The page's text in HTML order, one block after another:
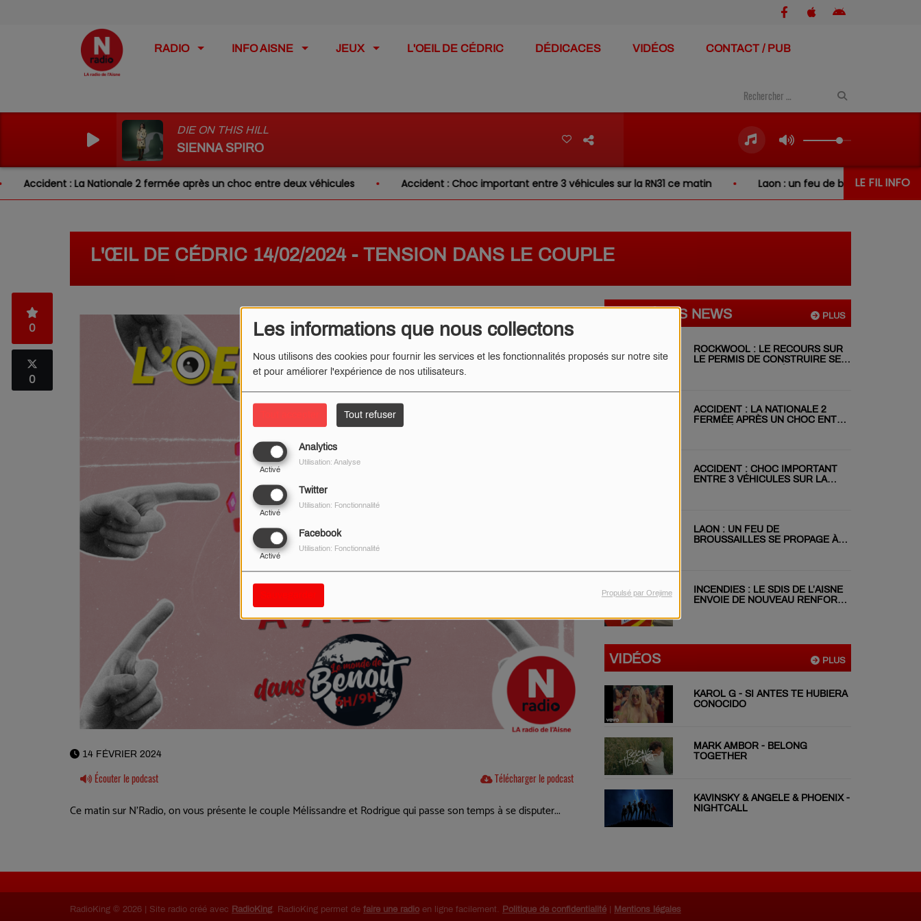
Les informations que nous collectons
Nous utilisons des cookies pour fournir les services et les fonctionnalités proposés sur notre site
et pour améliorer l'expérience de nos utilisateurs.
Tout refuser
Analytics
Activé
Utilisation: Analyse
Twitter
Activé
Utilisation: Fonctionnalité
Facebook
Activé
Utilisation: Fonctionnalité
Propulsé par Orejime
RADIO INFO AISNE JEUX L'OEIL DE CÉDRIC DÉDICACES VIDÉOS CONTACT / PUB
DIE ON THIS HILL
SIENNA SPIRO
LE FIL INFO
Accident : La Nationale 2 fermée après un choc entre deux véhicules Accident : Choc important entre 3 véhicules sur la RN31 ce matin Laon : un feu de broussailles se
L'ŒIL DE CÉDRIC 14/02/2024 - TENSION DANS LE COUPLE
0
0
14 FÉVRIER 2024
Écouter le podcast Télécharger le podcast
Ce matin sur N'Radio, on vous présente le couple Mélissandre et Rodrigue qui passe son temps à se disputer...
PLUS
DERNIÈRES NEWS
ROCKWOOL : LE RECOURS SUR
LE PERMIS DE CONSTRUIRE SE
ACCIDENT : LA NATIONALE 2
FERMÉE APRÈS UN CHOC ENTRE
ACCIDENT : CHOC IMPORTANT
ENTRE 3 VÉHICULES SUR LA
LAON : UN FEU DE
BROUSSAILLES SE PROPAGE À
INCENDIES : LE SDIS DE L’AISNE
ENVOIE DE NOUVEAU RENFORT
PLUS
VIDÉOS
KAROL G - SI ANTES TE HUBIERA
CONOCIDO
MARK AMBOR - BELONG
TOGETHER
KAVINSKY & ANGELE & PHOENIX -
NIGHTCALL
RadioKing © 2026 | Site radio créé avec RadioKing. RadioKing permet de faire une radio en ligne facilement. Politique de confidentialité Mentions légales